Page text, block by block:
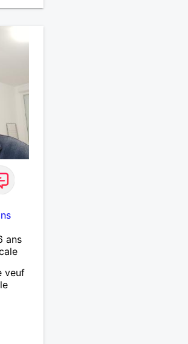
ans
veuf